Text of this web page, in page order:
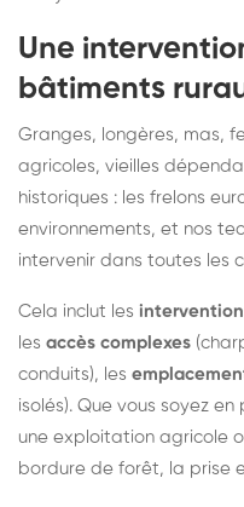
Une
bâtiments
Granges, longères, mas,
agricoles, vieilles
historiques : les frelons
environnements, et nos
intervenir dans toutes les
Cela inclut les
les accès complexes
conduits), les
isolés). Que vous soyez
une exploitation agricole
bordure de forêt, la prise